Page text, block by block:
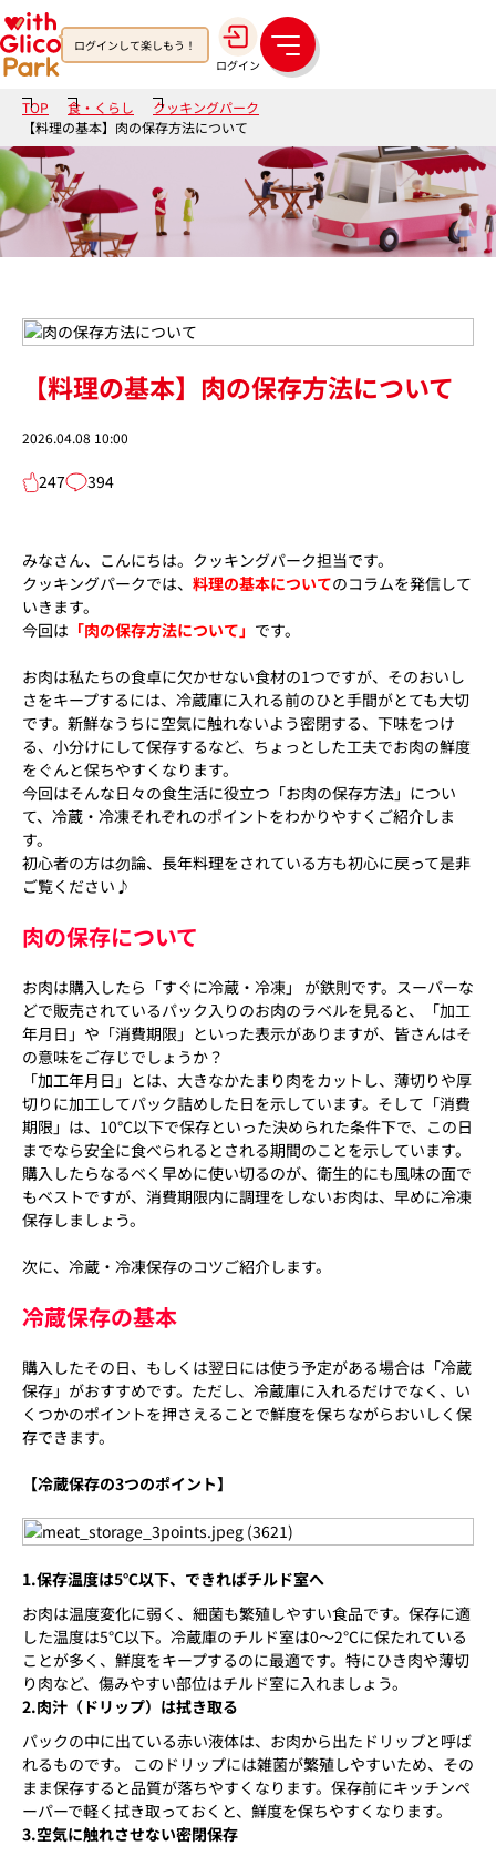
ログインして楽しもう！
ログイン
メ
ニ
TOP 食・くらし
クッキングパーク
【料理の基本】肉の保存方法について
【料理の基本】肉の保存方法について
2026.04.08 10:00
247 394
みなさん、こんにちは。クッキングパーク担当です。
クッキングパークでは、 料理の基本についてのコラムを発信して
いきます。
今回は 「肉の保存方法について」 です。
お肉は私たちの食卓に欠かせない食材の1つですが、そのおいし
さをキープするには、冷蔵庫に入れる前のひと手間がとても大切
です。新鮮なうちに空気に触れないよう密閉する、下味をつけ
る、小分けにして保存するなど、ちょっとした工夫でお肉の鮮度
をぐんと保ちやすくなります。
今回はそんな日々の食生活に役立つ「お肉の保存方法」につい
て、冷蔵・冷凍それぞれのポイントをわかりやすくご紹介しま
す。
初心者の方は勿論、長年料理をされている方も初心に戻って是非
ご覧ください♪
肉の保存について
お肉は購入したら「すぐに冷蔵・冷凍」 が鉄則です。スーパーな
どで販売されているパック入りのお肉のラベルを見ると、「加工
年月日」や「消費期限」といった表示がありますが、皆さんはそ
の意味をご存じでしょうか？
「加工年月日」とは、大きなかたまり肉をカットし、薄切りや厚
切りに加工してパック詰めした日を示しています。そして「消費
期限」は、10℃以下で保存といった決められた条件下で、この日
までなら安全に食べられるとされる期間のことを示しています。
購入したらなるべく早めに使い切るのが、衛生的にも風味の面で
もベストですが、消費期限内に調理をしないお肉は、早めに冷凍
保存しましょう。
次に、冷蔵・冷凍保存のコツご紹介します。
冷蔵保存の基本
購入したその日、もしくは翌日には使う予定がある場合は「冷蔵
保存」がおすすめです。ただし、冷蔵庫に入れるだけでなく、い
くつかのポイントを押さえることで鮮度を保ちながらおいしく保
存できます。
【冷蔵保存の3つのポイント】
1.保存温度は5℃以下、できればチルド室へ
お肉は温度変化に弱く、細菌も繁殖しやすい食品です。保存に適
した温度は5℃以下。冷蔵庫のチルド室は0～2℃に保たれている
ことが多く、鮮度をキープするのに最適です。特にひき肉や薄切
り肉など、傷みやすい部位はチルド室に入れましょう。
2.肉汁（ドリップ）は拭き取る
パックの中に出ている赤い液体は、お肉から出たドリップと呼ば
れるものです。 このドリップには雑菌が繁殖しやすいため、その
まま保存すると品質が落ちやすくなります。保存前にキッチンペ
ーパーで軽く拭き取っておくと、鮮度を保ちやすくなります。
3.空気に触れさせない密閉保存